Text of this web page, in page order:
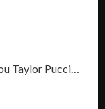
Taylor Pucci…